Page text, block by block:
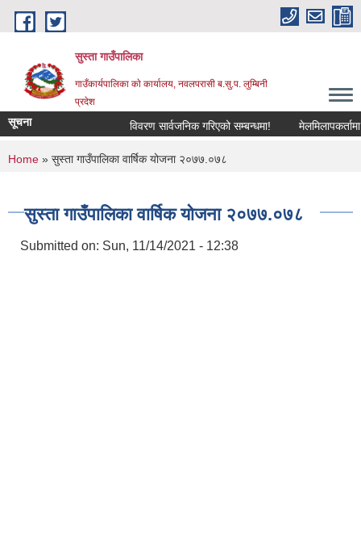
Skip to main content
सुस्ता गाउँपालिका
गाउँकार्यपालिका काे कार्यालय, नवलपरासी ब.सु.प. लुम्बिनी
प्रदेश
सूचना विवरण सार्वजनिक गरिएको सम्बन्धमा!
You are here
Home » सुस्ता गाउँपालिका वार्षिक योजना २०७७.०७८
सुस्ता गाउँपालिका वार्षिक योजना २०७७.०७८
Submitted on: Sun, 11/14/2021 - 12:38